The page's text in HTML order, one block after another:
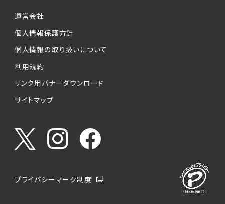
運営会社
個人情報保護方針
個人情報の取り扱いについて
利用規約
リンク用バナーダウンロード
サイトマップ
プライバシーマーク制度